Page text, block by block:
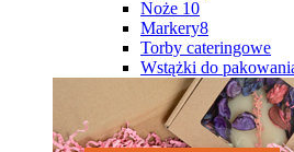
Noże 10
Markery8
Torby cateringowe
Wstążki do